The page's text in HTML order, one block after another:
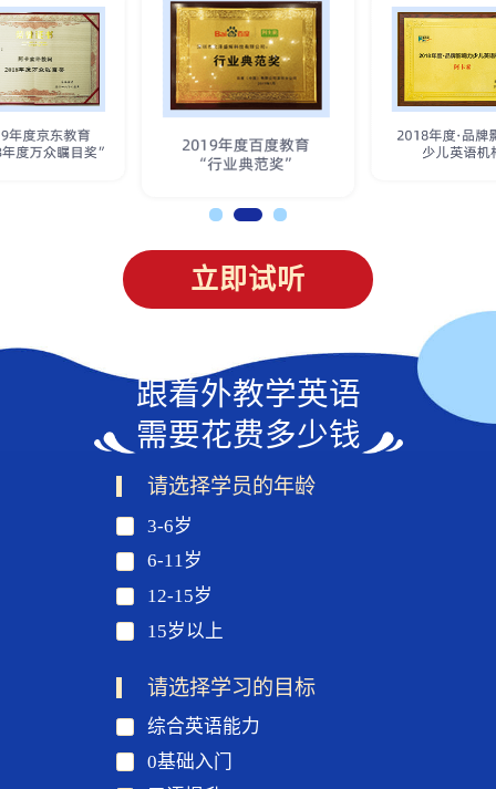
立即试听
跟着外教学英语
需要花费多少钱
请选择学员的年龄
3-6岁
6-11岁
12-15岁
15岁以上
请选择学习的目标
综合英语能力
0基础入门